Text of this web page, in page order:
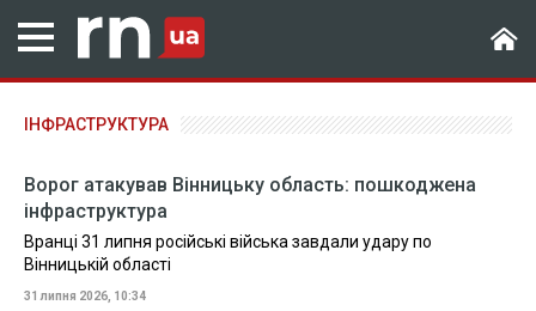
ІНФРАСТРУКТУРА
Ворог атакував Вінницьку область: пошкоджена
інфраструктура
Вранці 31 липня російські війська завдали удару по
Вінницькій області
31 липня 2026, 10:34